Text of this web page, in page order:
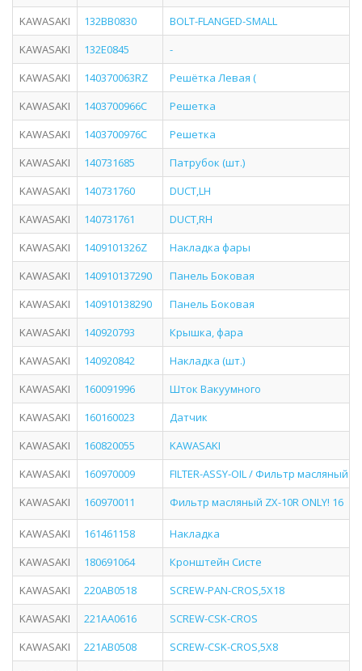
KAWASAKI
132BB0830
BOLT-FLANGED-SMALL
KAWASAKI
132E0845
-
KAWASAKI
140370063RZ
Решётка Левая (
KAWASAKI
1403700966C
Решетка
KAWASAKI
1403700976C
Решетка
KAWASAKI
140731685
Патрубок (шт.)
KAWASAKI
140731760
DUCT,LH
KAWASAKI
140731761
DUCT,RH
KAWASAKI
1409101326Z
Накладка фары
KAWASAKI
140910137290
Панель Боковая
KAWASAKI
140910138290
Панель Боковая
KAWASAKI
140920793
Крышка, фара
KAWASAKI
140920842
Накладка (шт.)
KAWASAKI
160091996
Шток Вакуумного
KAWASAKI
160160023
Датчик
KAWASAKI
160820055
KAWASAKI
KAWASAKI
160970009
FILTER-ASSY-OIL / Фильтр масляный
KAWASAKI
160970011 Фильтр масляный ZX-10R ONLY! 16
KAWASAKI 161461158
Накладка
KAWASAKI
180691064
Кронштейн Систе
KAWASAKI
220AB0518
SCREW-PAN-CROS,5X18
KAWASAKI
221AA0616
SCREW-CSK-CROS
KAWASAKI
221AB0508
SCREW-CSK-CROS,5X8